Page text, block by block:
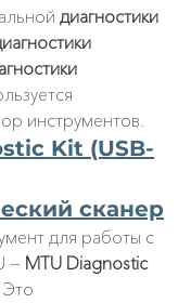
диагностики
инструментов.
Kit (USB-
сканер
для работы с
— MTU Diagnostic
Это